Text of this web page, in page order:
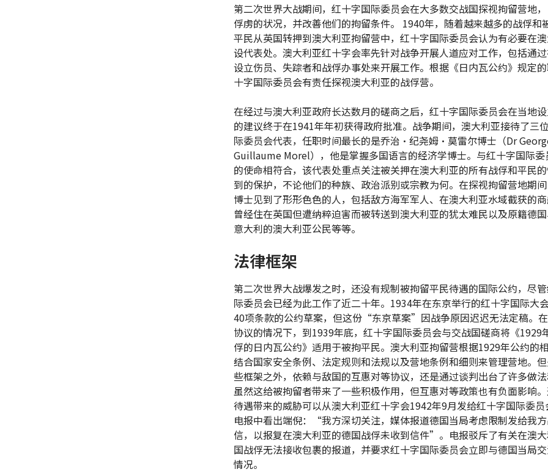
第二次世界大战期间，红十字国际委员会在大多数交战国探视拘留营地
俘虏的状况，并改善他们的拘留条件。 1940年，随着越来越多的战俘和
平民从英国转押到澳大利亚拘留营中，红十字国际委员会认为有必要在
设代表处。澳大利亚红十字会率先针对战争开展人道应对工作，包括通
设立伤员、失踪者和战俘办事处来开展工作。根据《日内瓦公约》规定
十字国际委员会有责任探视澳大利亚的战俘营。
在经过与澳大利亚政府长达数月的磋商之后，红十字国际委员会在当地
的建议终于在1941年年初获得政府批准。战争期间，澳大利亚接待了三
际委员会代表，任职时间最长的是乔治•纪尧姆•莫雷尔博士（Dr
Guillaume Morel），他是掌握多国语言的经济学博士。与红十字国际委
的使命相符合，该代表处重点关注被关押在澳大利亚的所有战俘和平民
到的保护，不论他们的种族、政治派别或宗教为何。在探视拘留营地期
博士见到了形形色色的人，包括敌方海军军人、在澳大利亚水域截获的
曾经住在英国但遭纳粹迫害而被转送到澳大利亚的犹太难民以及原籍德
意大利的澳大利亚公民等等。
法律框架
第二次世界大战爆发之时，还没有规制被拘留平民待遇的国际公约，尽
际委员会已经为此工作了近二十年。1934年在东京举行的红十字国际大
40项条款的公约草案，但这份“东京草案”因战争原因迟迟无法定稿。
协议的情况下，到1939年底，红十字国际委员会与交战国磋商将《1929
俘的日内瓦公约》适用于被拘平民。澳大利亚拘留营根据1929年公约的
结合国家安全条例、法定规则和法规以及营地条例和细则来管理营地。
些框架之外，依赖与敌国的互惠对等协议，还是通过谈判出台了许多做
虽然这给被拘留者带来了一些积极作用，但互惠对等政策也有负面影响
待遇带来的威胁可以从澳大利亚红十字会1942年9月发给红十字国际委
电报中看出端倪：“我方深切关注，媒体报道德国当局考虑限制发给我
信，以报复在澳大利亚的德国战俘未收到信件”。电报驳斥了有关在澳
国战俘无法接收包裹的报道，并要求红十字国际委员会立即与德国当局
情况。